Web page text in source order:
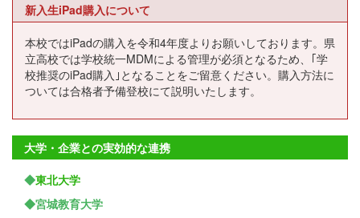
新入生iPad購入について
本校ではiPadの購入を令和4年度よりお願いしております。県
立高校では学校統一MDMによる管理が必須となるため、｢学
校推奨のiPad購入｣となることをご留意ください。購入方法に
ついては合格者予備登校にて説明いたします。
大学・企業との実効的な連携
◆東北大学
◆宮城教育大学